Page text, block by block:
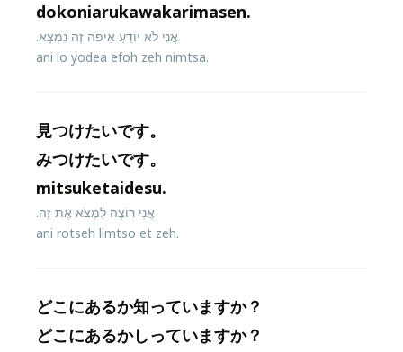
dokoniarukawakarimasen.
אֲנִי לֹא יוֹדֵעַ אֵיפֹה זֶה נִמְצָא.
ani lo yodea efoh zeh nimtsa.
見つけたいです。
みつけたいです。
mitsuketaidesu.
אֲנִי רוֹצֶה לִמְצֹא אֶת זֶה.
ani rotseh limtso et zeh.
どこにあるか知っていますか？
どこにあるかしっていますか？